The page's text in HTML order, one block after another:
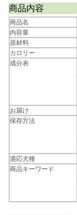
商品内容
商品名
内容量
原材料
カロリー
成分表
お届け
保存方法
適応犬種
商品キーワード